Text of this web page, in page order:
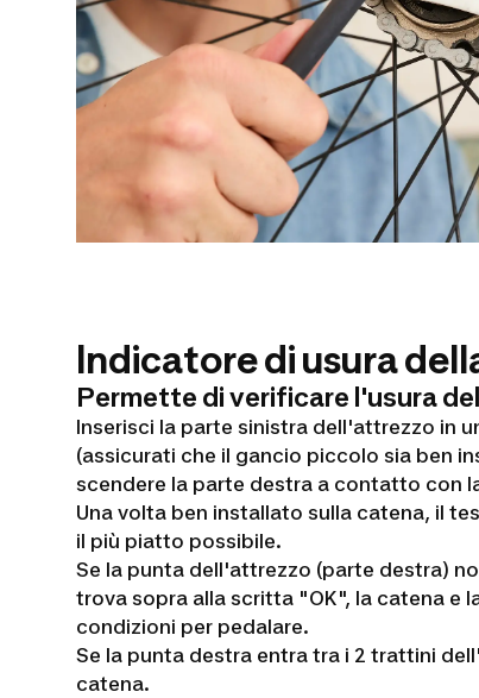
Indicatore di usura
Permette di verificare l'usura
Inserisci la parte sinistra dell'attrezzo in
(assicurati che il gancio piccolo sia ben
scendere la parte destra a contatto con
Una volta ben installato sulla catena, il
il più piatto possibile.
Se la punta dell'attrezzo (parte destra)
trova sopra alla scritta "OK", la catena e
condizioni per pedalare.
Se la punta destra entra tra i 2 trattini
catena.